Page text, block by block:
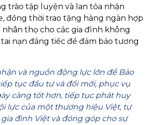
trào tập luyện và lan tỏa nhận
đồng thời trao tặng hàng ngàn hợp
thọ cho các gia đình không
nạn đáng tiếc để đảm bảo tương
và nguồn động lực lớn để Bảo
tục đầu tư và đổi mới, phục vụ
càng tốt hơn, tiếp tục phát huy
lực của một thương hiệu Việt, tự
gia đình Việt và đóng góp cho sự